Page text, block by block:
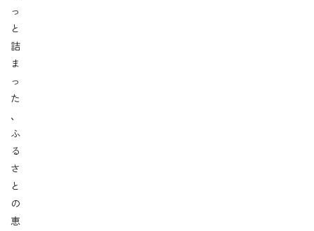
っ
と
詰
ま
っ
た
、
ふ
る
さ
と
の
恵